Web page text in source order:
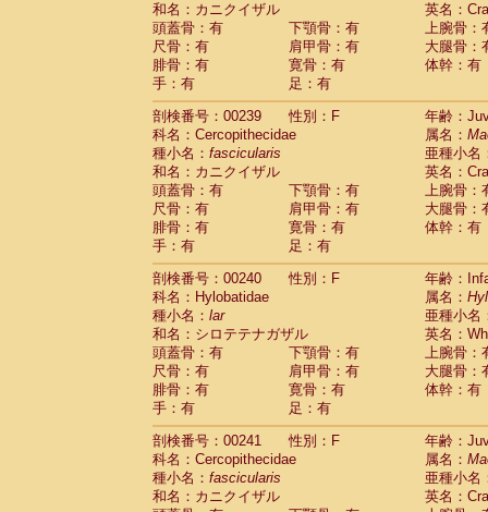
和名：カニクイザル
英名：
頭蓋骨：有
下顎骨：有
上腕骨：
尺骨：有
肩甲骨：有
大腿骨：
腓骨：有
寛骨：有
体幹：有
手：有
足：有
剖検番号：00239
性別：F
年齢：
科名：Cercopithecidae
属名：
種小名： fascicularis
亜種小名
和名：カニクイザル
英名：
頭蓋骨：有
下顎骨：有
上腕骨：
尺骨：有
肩甲骨：有
大腿骨：
腓骨：有
寛骨：有
体幹：有
手：有
足：有
剖検番号：00240
性別：F
年齢：
科名：Hylobatidae
属名：
種小名： lar
亜種小名
和名：シロテテナガザル
英名：
頭蓋骨：有
下顎骨：有
上腕骨：
尺骨：有
肩甲骨：有
大腿骨：
腓骨：有
寛骨：有
体幹：有
手：有
足：有
剖検番号：00241
性別：F
年齢：
科名：Cercopithecidae
属名：
種小名： fascicularis
亜種小名
和名：カニクイザル
英名：